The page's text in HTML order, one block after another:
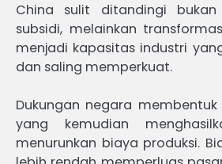
China sulit ditandingi
subsidi, melainkan
menjadi kapasitas industri
dan saling memperkuat.
Dukungan negara
yang kemudian
menurunkan biaya produksi.